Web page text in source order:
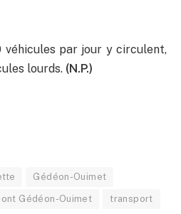
véhicules par jour y circulent,
lourds. (N.P.)
Gédéon-Ouimet
Gédéon-Ouimet transport